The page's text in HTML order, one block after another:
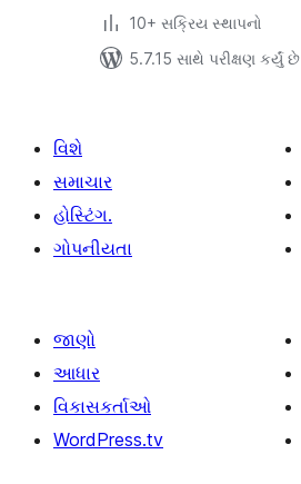
10+ સક્રિય સ્થાપનો
5.7.15 સાથે પરીક્ષણ કર્યું છે
વિશે
સમાચાર
હોસ્ટિંગ.
ગોપનીયતા
જાણો
આધાર
વિકાસકર્તાઓ
WordPress.tv